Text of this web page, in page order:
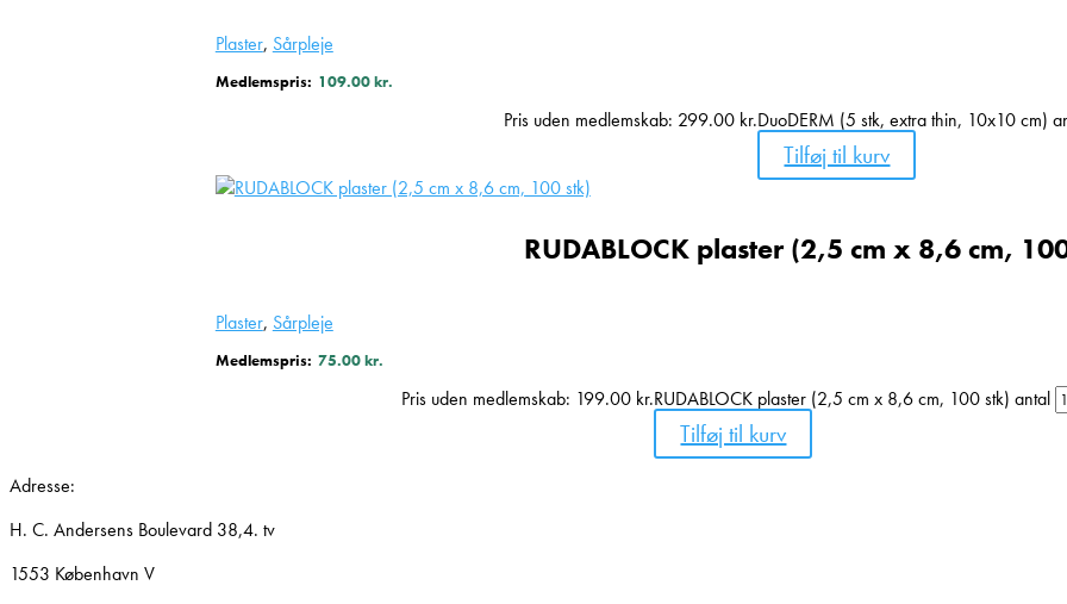
Plaster, Sårpleje
Medlemspris: 109.00kr.
Pris uden medlemskab: 299.00 kr.DuoDERM (5 stk, extra thin, 10x10 cm)
Tilføj til kurv
Plaster, Sårpleje
RUDABLOCK plaster (2,5 cm x 8,6 cm,
Medlemspris: 75.00kr.
Pris uden medlemskab: 199.00 kr.RUDABLOCK plaster (2,5 cm x 8,6 cm, 100 stk) antal
Tilføj til kurv
Adresse:
H. C. Andersens Boulevard 38,4. tv
1553 København V